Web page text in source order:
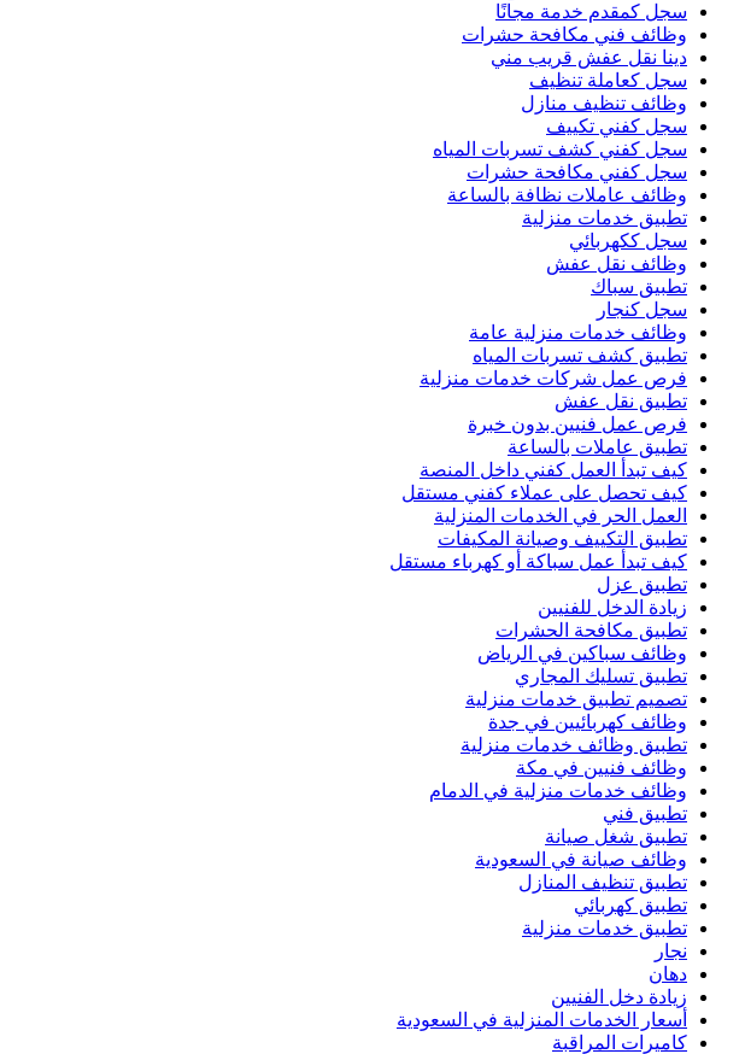
سجل كمقدم خدمة مجانًا
وظائف فني مكافحة حشرات
دينا نقل عفش قريب مني
سجل كعاملة تنظيف
وظائف تنظيف منازل
سجل كفني تكييف
سجل كفني كشف تسربات المياه
سجل كفني مكافحة حشرات
وظائف عاملات نظافة بالساعة
تطبيق خدمات منزلية
سجل ككهربائي
وظائف نقل عفش
تطبيق سباك
سجل كنجار
وظائف خدمات منزلية عامة
تطبيق كشف تسربات المياه
فرص عمل شركات خدمات منزلية
تطبيق نقل عفش
فرص عمل فنيين بدون خبرة
تطبيق عاملات بالساعة
كيف تبدأ العمل كفني داخل المنصة
كيف تحصل على عملاء كفني مستقل
العمل الحر في الخدمات المنزلية
تطبيق التكييف وصيانة المكيفات
كيف تبدأ عمل سباكة أو كهرباء مستقل
تطبيق عزل
زيادة الدخل للفنيين
تطبيق مكافحة الحشرات
وظائف سباكين في الرياض
تطبيق تسليك المجاري
تصميم تطبيق خدمات منزلية
وظائف كهربائيين في جدة
تطبيق وظائف خدمات منزلية
وظائف فنيين في مكة
وظائف خدمات منزلية في الدمام
تطبيق فني
تطبيق شغل صيانة
وظائف صيانة في السعودية
تطبيق تنظيف المنازل
تطبيق كهربائي
تطبيق خدمات منزلية
نجار
دهان
زيادة دخل الفنيين
أسعار الخدمات المنزلية في السعودية
كاميرات المراقبة